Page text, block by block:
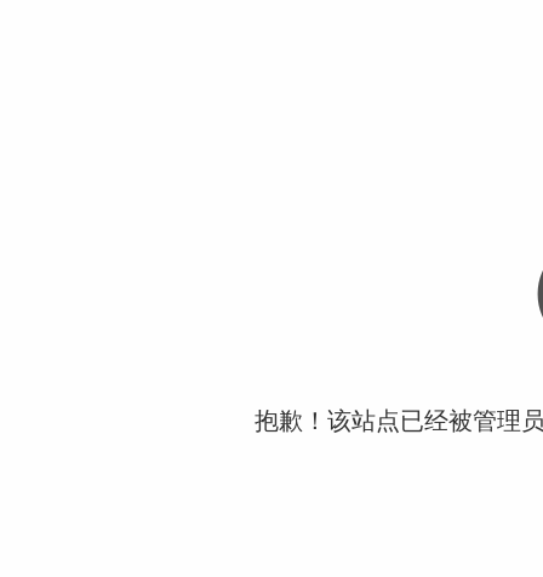
抱歉！该站点已经被管理